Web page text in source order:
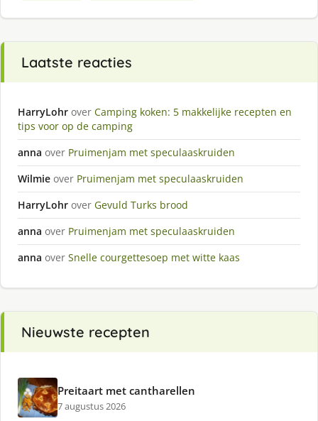
Laatste reacties
HarryLohr over Camping koken: 5 makkelijke recepten en
tips voor op de camping
anna over Pruimenjam met speculaaskruiden
Wilmie over Pruimenjam met speculaaskruiden
HarryLohr over Gevuld Turks brood
anna over Pruimenjam met speculaaskruiden
anna over Snelle courgettesoep met witte kaas
Nieuwste recepten
Preitaart met cantharellen
7 augustus 2026